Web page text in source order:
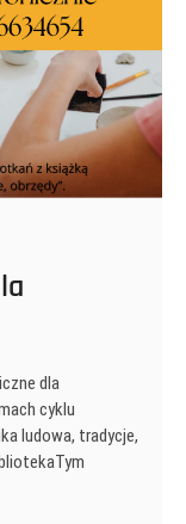
dla
cyklu
ludowa, tradycje,